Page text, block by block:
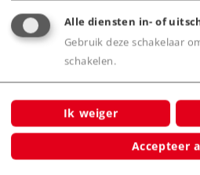
Bijbehorende
Alle diensten in- of
Gebruik deze schakelaar
schakelen.
Ik weiger
Accepteer